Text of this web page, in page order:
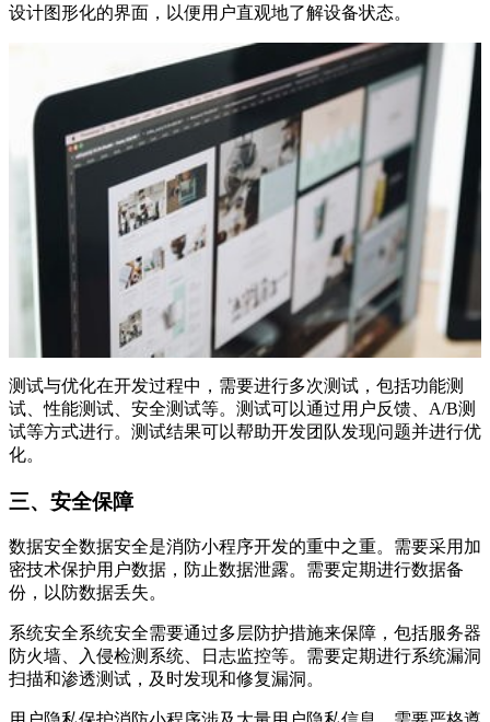
设计图形化的界面，以便用户直观地了解设备状态。
测试与优化在开发过程中，需要进行多次测试，包括功能测
试、性能测试、安全测试等。测试可以通过用户反馈、A/B测
试等方式进行。测试结果可以帮助开发团队发现问题并进行优
化。
三、安全保障
数据安全数据安全是消防小程序开发的重中之重。需要采用加
密技术保护用户数据，防止数据泄露。需要定期进行数据备
份，以防数据丢失。
系统安全系统安全需要通过多层防护措施来保障，包括服务器
防火墙、入侵检测系统、日志监控等。需要定期进行系统漏洞
扫描和渗透测试，及时发现和修复漏洞。